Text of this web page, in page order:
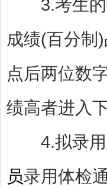
3.考生的
成绩(百分制
点后两位数
绩高者进入
4.拟录用
员录用体检